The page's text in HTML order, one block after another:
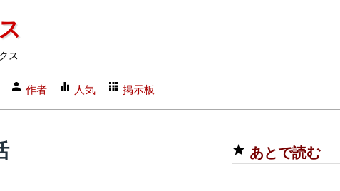
ス
作者 人気 掲示板
あとで読む